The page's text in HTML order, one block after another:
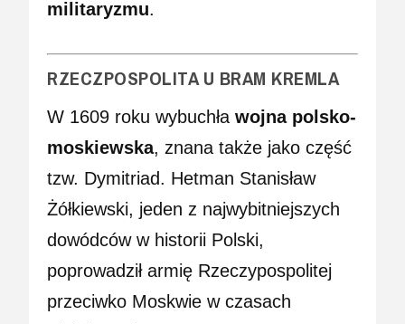
militaryzmu.
RZECZPOSPOLITA U BRAM KREMLA
W 1609 roku wybuchławojna polsko-
moskiewska, znana także jako część
tzw. Dymitriad. Hetman Stanisław
Żółkiewski, jeden z najwybitniejszych
dowódców w historii Polski,
poprowadził armię Rzeczypospolitej
przeciwko Moskwie w czasach